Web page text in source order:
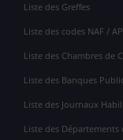
Liste des Greffes
Liste des codes NAF /
Liste des Chambres de
Liste des Banques
Liste des Journaux
Liste des